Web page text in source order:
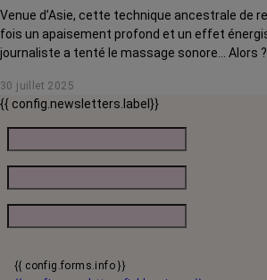
Venue d’Asie, cette technique ancestrale de
fois un apaisement profond et un effet
journaliste a tenté le massage sonore… Alors ?
30 juillet 2025
{{ config.newsletters.label}}
{{ config.forms.info }}